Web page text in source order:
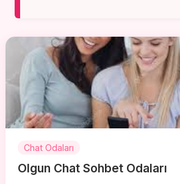
Chat Odaları
Olgun Chat Sohbet Odaları